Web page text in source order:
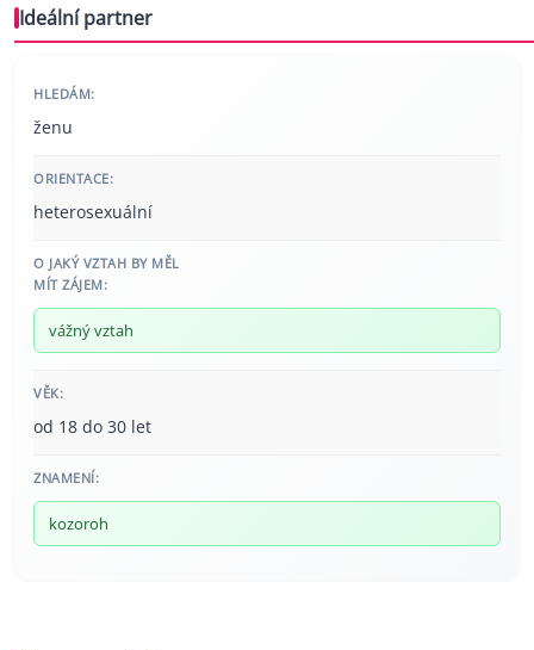
Ideální partner
HLEDÁM:
ženu
ORIENTACE:
heterosexuální
O JAKÝ VZTAH BY MĚL
MÍT ZÁJEM:
vážný vztah
VĚK:
od 18 do 30 let
ZNAMENÍ:
kozoroh